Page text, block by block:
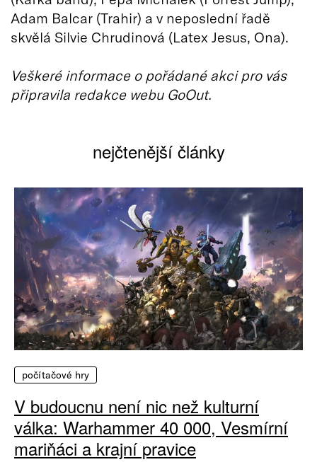
Adam Balcar (Trahir) a v neposlední řadě
skvělá Silvie Chrudinová (Latex Jesus, Ona).
Veškeré informace o pořádané akci pro vás
připravila redakce webu GoOut.
nejčtenější články
počítačové hry
V budoucnu není nic než kulturní
válka: Warhammer 40 000, Vesmírní
mariňáci a krajní pravice